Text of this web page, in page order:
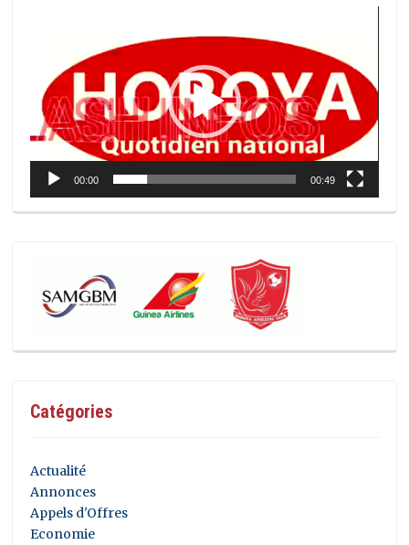
00:00 00:49
Catégories
Actualité
Annonces
Appels d'Offres
Economie